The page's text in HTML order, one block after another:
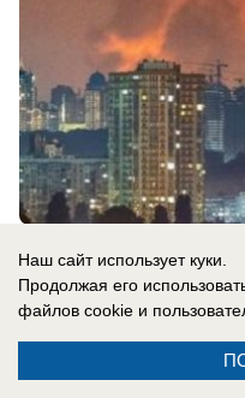
В России
Ким Чен Ын
ракетное
Наш сайт использует куки.
Продолжая его
файлов cookie и